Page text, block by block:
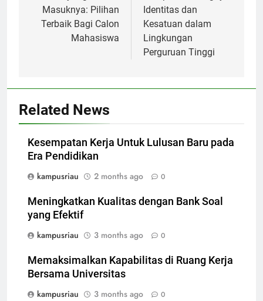
Masuknya: Pilihan
Terbaik Bagi Calon
Mahasiswa
Identitas dan
Kesatuan dalam
Lingkungan
Perguruan Tinggi
Related News
Kesempatan Kerja Untuk Lulusan Baru pada
Era Pendidikan
kampusriau
2 months ago 0
Meningkatkan Kualitas dengan Bank Soal
yang Efektif
kampusriau
3 months ago 0
Memaksimalkan Kapabilitas di Ruang Kerja
Bersama Universitas
kampusriau
3 months ago 0